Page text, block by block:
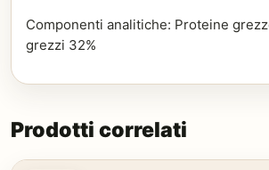
Componenti analitiche: Proteine
grezzi 32%
Prodotti correlati